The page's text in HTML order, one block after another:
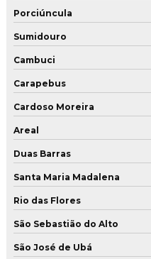
Polimento de piso industrial
Restauração de piso
Restauração de piso cimento
Restauração de piso de concreto
Restauração de piso de
Restauração e polimento de
Revestimento e pintura de piso
Serviço de aplicação de
Serviço de aplicação de
Porciúncula
Sumidouro
Cambuci
Carapebus
Cardoso Moreira
Areal
Duas Barras
Santa Maria Madalena
Rio das Flores
São Sebastião do Alto
São José de Ubá